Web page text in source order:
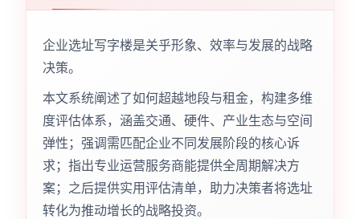
企业选址写字楼是关乎形象、效率与发展的战略
决策。
本文系统阐述了如何超越地段与租金，构建多维
度评估体系，涵盖交通、硬件、产业生态与空间
弹性；强调需匹配企业不同发展阶段的核心诉
求；指出专业运营服务商能提供全周期解决方
案；之后提供实用评估清单，助力决策者将选址
转化为推动增长的战略投资。